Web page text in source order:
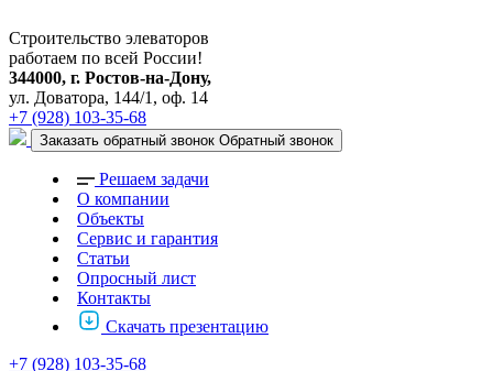
Строительство элеваторов
работаем по всей России!
344000, г. Ростов-на-Дону,
ул. Доватора, 144/1, оф. 14
+7 (928) 103-35-68
Заказать обратный звонок Обратный звонок
Решаем задачи
О компании
Объекты
Сервис и гарантия
Статьи
Опросный лист
Контакты
Скачать презентацию
+7 (928) 103-35-68